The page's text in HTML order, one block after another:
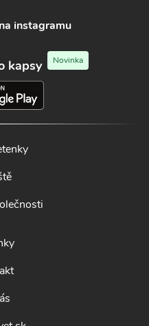
instagramu
kapsy Novinka